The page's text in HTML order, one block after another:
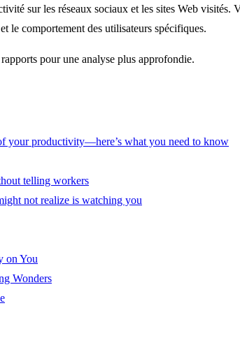
sur les réseaux sociaux et les sites Web
le comportement des utilisateurs spécifiques.
pour une analyse plus approfondie.
your productivity—here’s what you need to know
telling workers
not realize is watching you
on You
Wonders